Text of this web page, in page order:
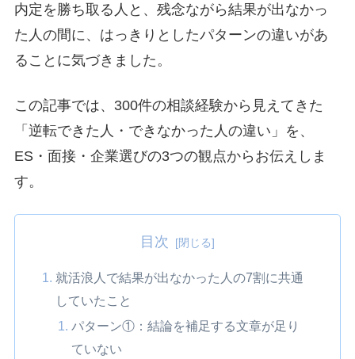
内定を勝ち取る人と、残念ながら結果が出なかっ
た人の間に、はっきりとしたパターンの違いがあ
ることに気づきました。
この記事では、300件の相談経験から見えてきた
「逆転できた人・できなかった人の違い」を、
ES・面接・企業選びの3つの観点からお伝えしま
す。
目次
就活浪人で結果が出なかった人の7割に共通
していたこと
パターン①：結論を補足する文章が足り
ていない